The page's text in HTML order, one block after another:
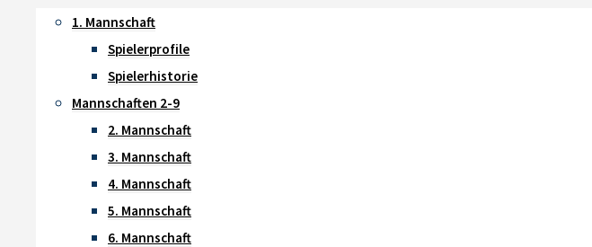
1. Mannschaft
Spielerprofile
Spielerhistorie
Mannschaften 2-9
2. Mannschaft
3. Mannschaft
4. Mannschaft
5. Mannschaft
6. Mannschaft